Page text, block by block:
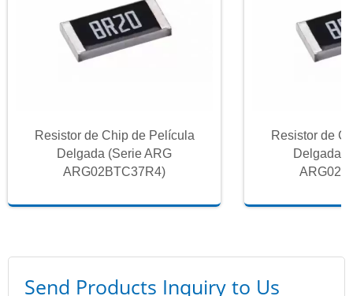
Resistor de Chip de Película
Delgada (Serie ARG
ARG02BTC37R4)
Resistor de
Delgada